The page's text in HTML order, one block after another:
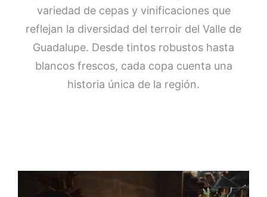
variedad de cepas y vinificaciones que
reflejan la diversidad del terroir del Valle de
Guadalupe. Desde tintos robustos hasta
blancos frescos, cada copa cuenta una
historia única de la región.